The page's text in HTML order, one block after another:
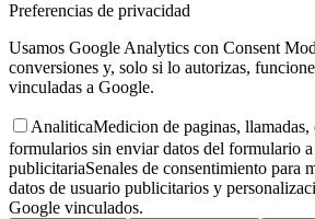
Preferencias de privacidad
Usamos Google Analytics con Consent
conversiones y, solo si lo autorizas,
vinculadas a Google.
AnaliticaMedicion de paginas,
formularios sin enviar datos del formulario
publicitariaSenales de consentimiento para
datos de usuario publicitarios y
Google vinculados.